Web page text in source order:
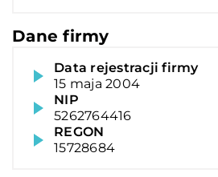
Dane firmy
Data rejestracji firmy
15 maja 2004
NIP
5262764416
REGON
15728684